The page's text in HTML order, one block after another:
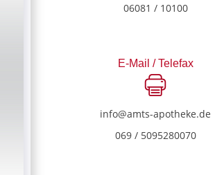
06081 / 10100
E-Mail / Telefax
info@amts-apotheke.de
069 / 5095280070